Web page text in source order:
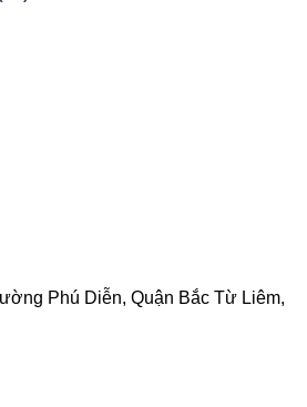
Phú Diễn, Quận Bắc Từ Liêm,